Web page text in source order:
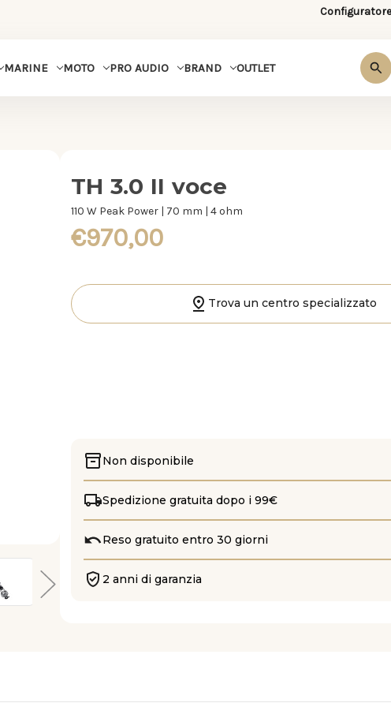
MARINE MOTO PRO AUDIO BRAND OUTLET
TH 3.0 II voce
110 W Peak Power | 70 mm | 4 ohm
€970,00
Trova un centro specializzato
Non disponibile
Spedizione gratuita dopo i 99€
Reso gratuito entro 30 giorni
2 anni di garanzia